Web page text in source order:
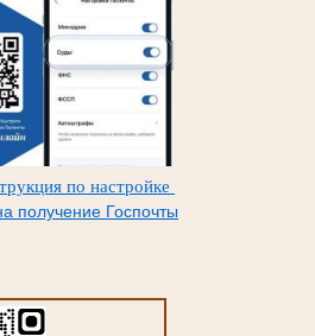
по настройке
получение Госпочты